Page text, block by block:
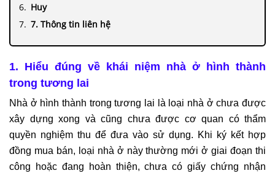
Huy
7. Thông tin liên hệ
1. Hiểu đúng về khái niệm nhà ở hình thành
trong tương lai
Nhà ở hình thành trong tương lai là loại nhà ở chưa được
xây dựng xong và cũng chưa được cơ quan có thẩm
quyền nghiệm thu để đưa vào sử dụng. Khi ký kết hợp
đồng mua bán, loại nhà ở này thường mới ở giai đoạn thi
công hoặc đang hoàn thiện, chưa có giấy chứng nhận